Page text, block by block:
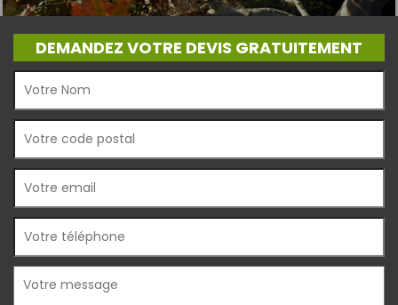
DEMANDEZ VOTRE DEVIS GRATUITEMENT